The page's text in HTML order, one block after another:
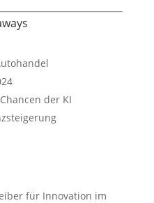
der KI
für Innovation im